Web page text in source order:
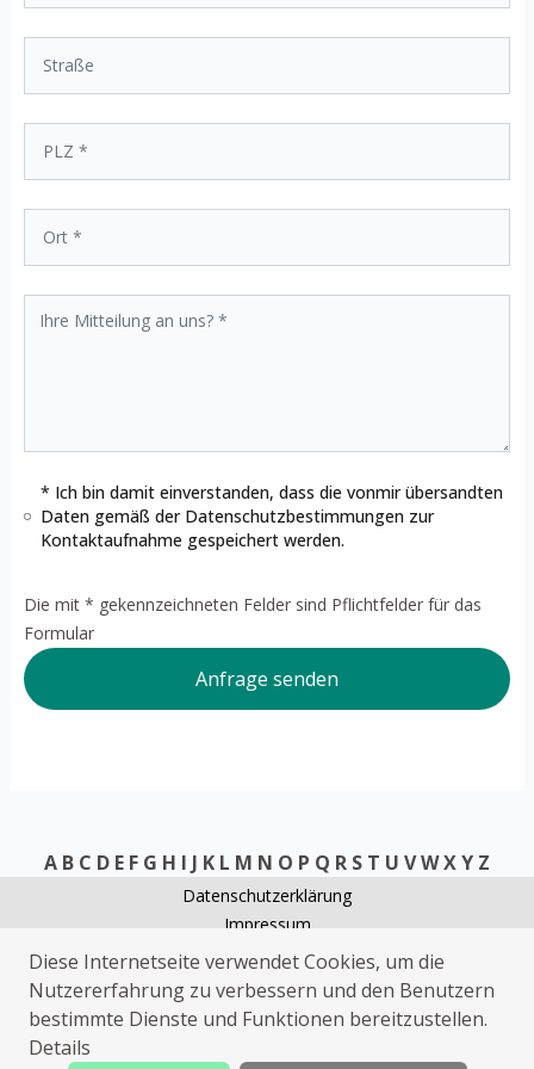
* Ich bin damit einverstanden, dass die vonmir übersandten
Daten gemäß der Datenschutzbestimmungen zur
Kontaktaufnahme gespeichert werden.
Die mit * gekennzeichneten Felder sind Pflichtfelder für das
Formular
Anfrage senden
A B C D E F G H I J K L M N O P Q R S T U VWXY Z
Datenschutzerklärung
Impressum
Schlüsseldienst Aachen
Rohrreinigung Aachen
Elektriker Aachen
Diese Internetseite verwendet Cookies, um die
Nutzererfahrung zu verbessern und den Benutzern
bestimmte Dienste und Funktionen bereitzustellen.
Details